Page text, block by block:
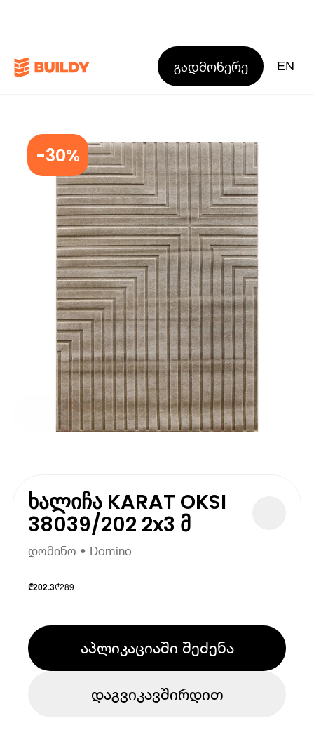
გადმოწერე EN
-30%
ხალიჩა KARAT OKSI
38039/202 2x3 მ
დომინო • Domino
₾202.3₾289
აპლიკაციაში შეძენა
დაგვიკავშირდით